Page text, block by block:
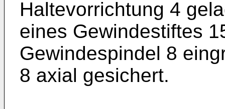
Haltevorrichtung 4
eines Gewindestiftes
Gewindespindel 8
8 axial gesichert.